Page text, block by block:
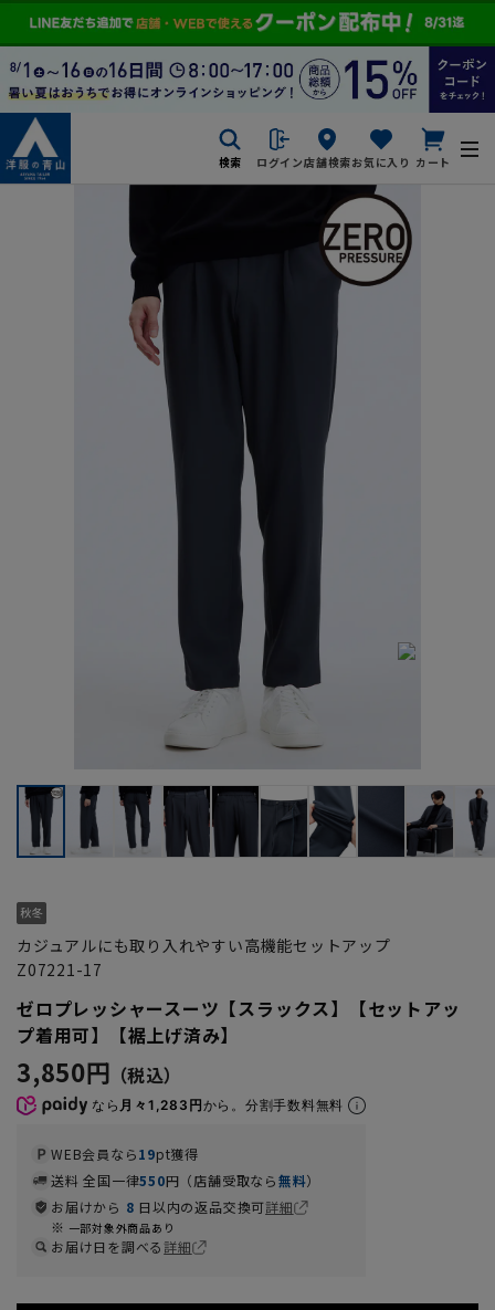
検索 ログイン店舗検索お気に入り カート
カジュアルにも取り入れやすい高機能セットアップ
Z07221-17
ゼロプレッシャースーツ【スラックス】【セットアッ
プ着用可】【裾上げ済み】
3,850円
なら 月々1,283円から。分割手数料無料
WEB会員なら19pt獲得
送料 全国一律550円（店舗受取なら無料）
お届けから 8 日以内の返品交換可詳細
一部対象外商品あり
お届け日を調べる詳細